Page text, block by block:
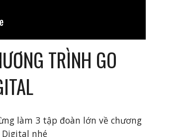
TRÌNH GO
làm 3 tập đoàn lớn về chương
nhé